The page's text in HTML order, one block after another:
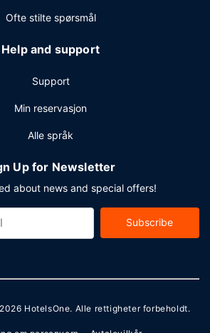
Ofte stilte spørsmål
Help and support
Support
Min reservasjon
Alle språk
Up for Newsletter
about news and special offers!
Subscribe
HotelsOne. Alle rettigheter forbeholdt.